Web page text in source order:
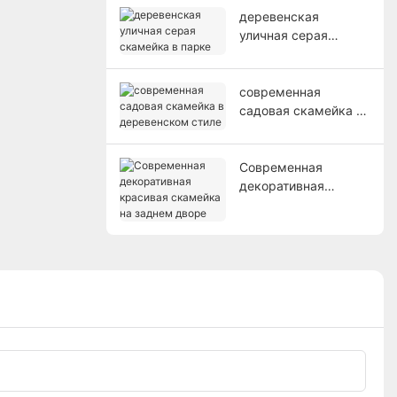
деревенская
уличная серая
современная
садовая скамейка в
Современная
декоративная